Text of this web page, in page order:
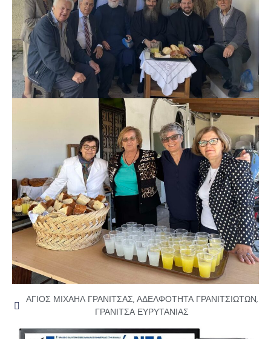
ΑΓΙΟΣ ΜΙΧΑΗΛ ΓΡΑΝΙΤΣΑΣ, ΑΔΕΛΦΟΤΗΤΑ ΓΡΑΝΙΤΣΙΩΤΩΝ,
ΓΡΑΝΙΤΣΑ ΕΥΡΥΤΑΝΙΑΣ